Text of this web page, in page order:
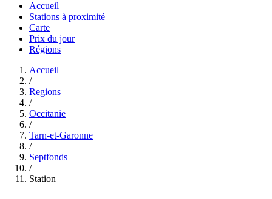
Accueil
Stations à proximité
Carte
Prix du jour
Régions
Accueil
/
Regions
/
Occitanie
/
Tarn-et-Garonne
/
Septfonds
/
Station